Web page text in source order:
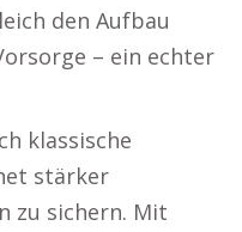
den Aufbau
– ein echter
klassische
stärker
zu sichern. Mit